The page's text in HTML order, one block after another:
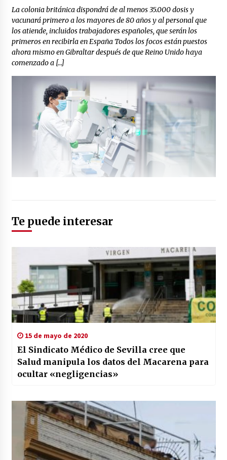
La colonia británica dispondrá de al menos 35.000 dosis y
vacunará primero a los mayores de 80 años y al personal que
los atiende, incluidos trabajadores españoles, que serán los
primeros en recibirla en España Todos los focos están puestos
ahora mismo en Gibraltar después de que Reino Unido haya
comenzado a […]
Te puede interesar
15 de mayo de 2020
El Sindicato Médico de Sevilla cree que
Salud manipula los datos del Macarena para
ocultar «negligencias»